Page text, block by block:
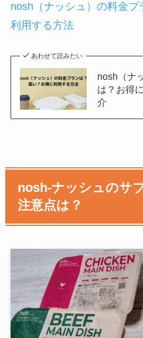
nosh（ナッシュ）の料金
利用する方法
あわせて読みたい
nosh（ナ
は？お得
介
nosh-ナッシュのサ
注意点は？